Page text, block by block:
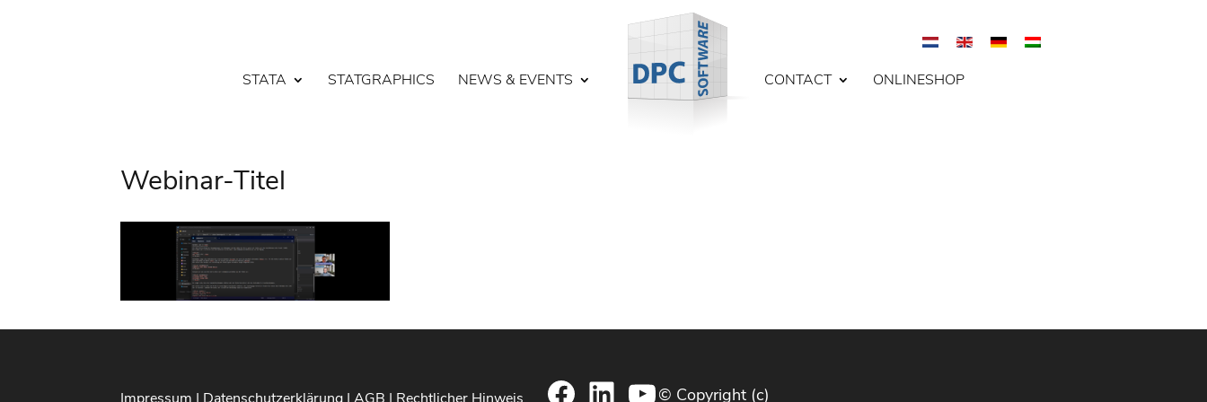
STATA STATGRAPHICS NEWS & EVENTS CONTACT ONLINESHOP
Webinar-Titel
Facebook
LinkedIn
YouTube
© Copyright (c)